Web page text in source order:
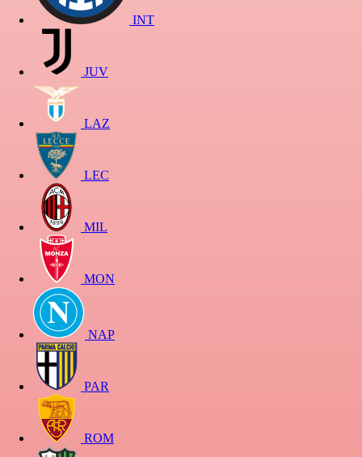
INT
JUV
LAZ
LEC
MIL
MON
NAP
PAR
ROM